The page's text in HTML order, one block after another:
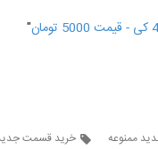
"
ممنوعه
خرید قسمت